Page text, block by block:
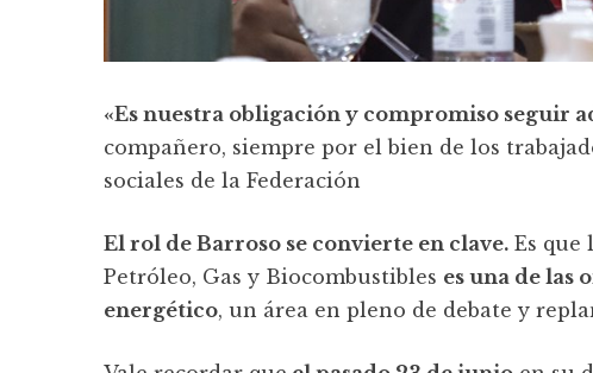
«Es nuestra obligación y compromiso seguir
compañero, siempre por el bien de los
sociales de la Federación
El rol de Barroso se convierte en clave. Es que
Petróleo, Gas y Biocombustibles es una de las
energético, un área en pleno de debate y